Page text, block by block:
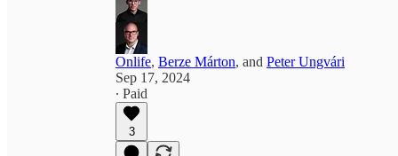
Onlife, Berze Márton, and Peter Ungvári
Sep 17, 2024
∙ Paid
3